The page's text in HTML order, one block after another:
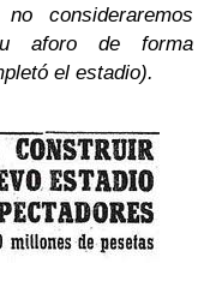
consideraremos
aforo de forma
el estadio).